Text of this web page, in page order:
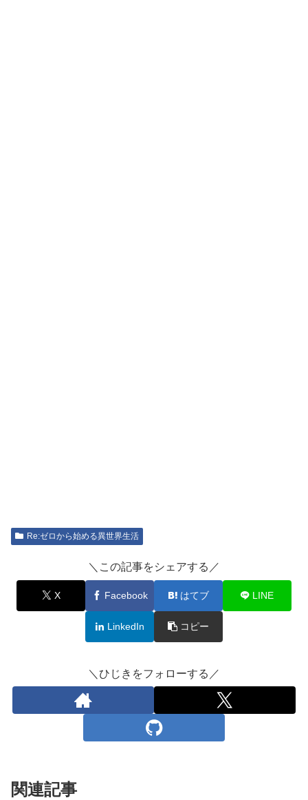
Re:ゼロから始める異世界生活
＼この記事をシェアする／
X Facebook はてブ LINE
LinkedIn コピー
＼ひじきをフォローする／
関連記事